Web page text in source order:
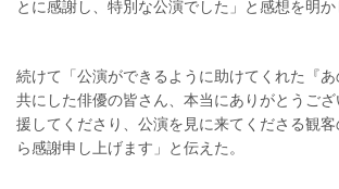
とに感謝し、特別な公演でした」と感想を明か
続けて「公演ができるように助けてくれた『あ
共にした俳優の皆さん、本当にありがとうご
援してくださり、公演を見に来てくださる観
ら感謝申し上げます」と伝えた。